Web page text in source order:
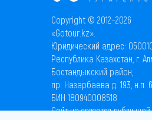
Copyright © 2012–2026
«Gotour.kz».
Юридический адрес:
Республика Казахстан, г.
Бостандыкский район,
пр. Назарбаева д. 193, н.п.
БИН 180940008518
Сайт не является публичной